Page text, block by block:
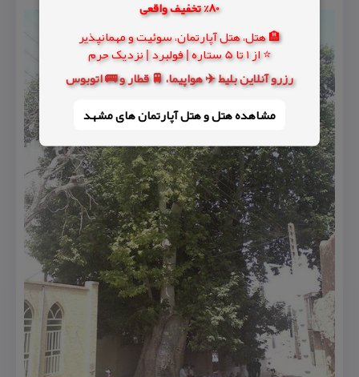
80% تخفیف واقعی
🏨 هتل، هتل آپارتمان، سوئیت و مهمانپذیر
⭐ از 1 تا 5 ستاره | فولبرد | نزدیک حرم
رزرو آنلاین بلیط ✈️ هواپیما، 🚆 قطار و 🚌 اتوبوس
مشاهده هتل و هتل‌ آپارتمان های مشهد